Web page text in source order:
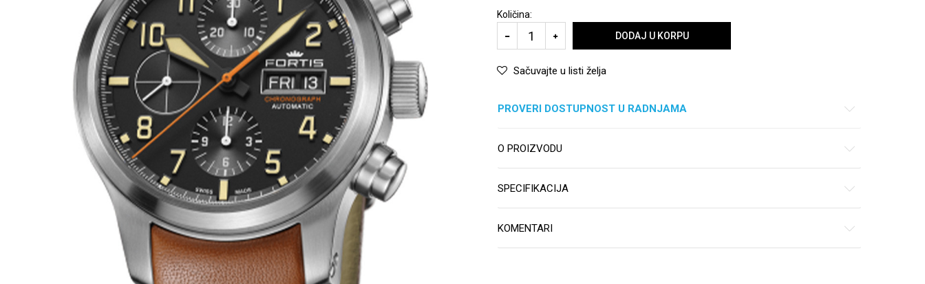
Količina:
DODAJ U KORPU
Sačuvajte u listi želja
PROVERI DOSTUPNOST U RADNJAMA
O PROIZVODU
SPECIFIKACIJA
KOMENTARI